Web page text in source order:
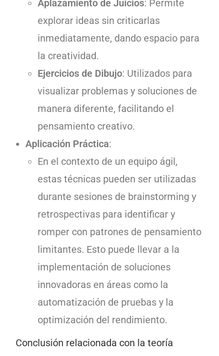
Aplazamiento de Juicios: Permite
explorar ideas sin criticarlas
inmediatamente, dando espacio para
la creatividad.
Ejercicios de Dibujo: Utilizados para
visualizar problemas y soluciones de
manera diferente, facilitando el
pensamiento creativo.
Aplicación Práctica:
En el contexto de un equipo ágil,
estas técnicas pueden ser utilizadas
durante sesiones de brainstorming y
retrospectivas para identificar y
romper con patrones de pensamiento
limitantes. Esto puede llevar a la
implementación de soluciones
innovadoras en áreas como la
automatización de pruebas y la
optimización del rendimiento.
Conclusión relacionada con la teoría